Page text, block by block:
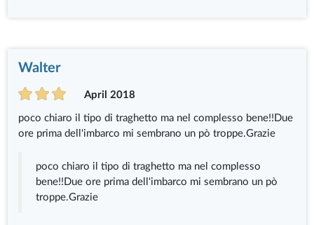
Walter
April 2018
poco chiaro il tipo di traghetto ma nel complesso bene!!Due
ore prima dell'imbarco mi sembrano un pò troppe.Grazie
poco chiaro il tipo di traghetto ma nel complesso
bene!!Due ore prima dell'imbarco mi sembrano un pò
troppe.Grazie